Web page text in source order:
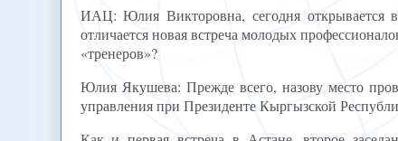
ИАЦ: Юлия Викторовна, сегодня открывается
отличается новая встреча молодых
«тренеров»?
Юлия Якушева: Прежде всего, назову место
управления при Президенте Кыргызской